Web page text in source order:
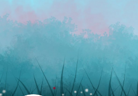
অর্থনীতি
খেলাধূলা
বিনোদন
অন্যান্য